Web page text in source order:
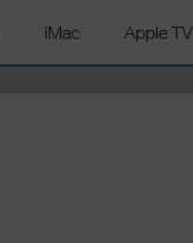
iMac Apple TV